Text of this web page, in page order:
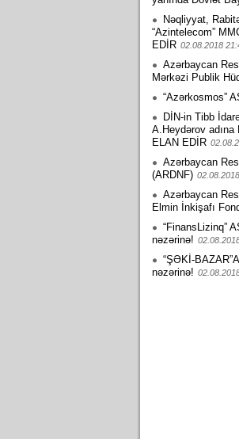
Nəqliyyat,
“Azintelecom”
EDİR 02.08.2018
Azərbaycan
Mərkəzi Publik
“Azərkosmos”
DİN-in Tibb
A.Heydərov
ELAN EDİR
Azərbaycan
(ARDNF)
Azərbaycan
Elmin İnkişafı
“FinansLizinq”
nəzərinə!
“ŞƏKİ-
nəzərinə!